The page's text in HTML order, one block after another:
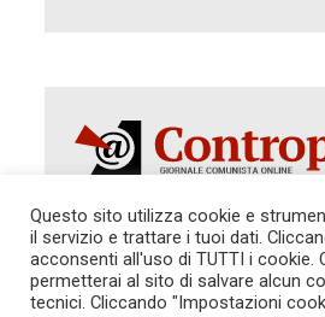
Autorizzazione del Tribunale di Roma
dicembre 2014. Direttore Responsabile:
Cararo. Indirizzo: V.Casalbruciato 27-
Questo sito utilizza cookie e
il servizio e trattare i tuoi dati.
acconsenti all'uso di TUTTI i cookie.
permetterai al sito di salvare alcun
tecnici. Cliccando "Impostazioni